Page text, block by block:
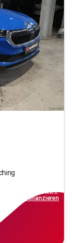
inkl.MwSt.
finanzieren